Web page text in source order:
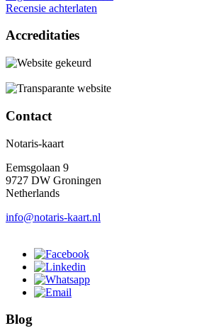
Recensie achterlaten
Accreditaties
Contact
Notaris-kaart
Eemsgolaan 9
9727 DW Groningen
Netherlands
info@notaris-kaart.nl
Blog